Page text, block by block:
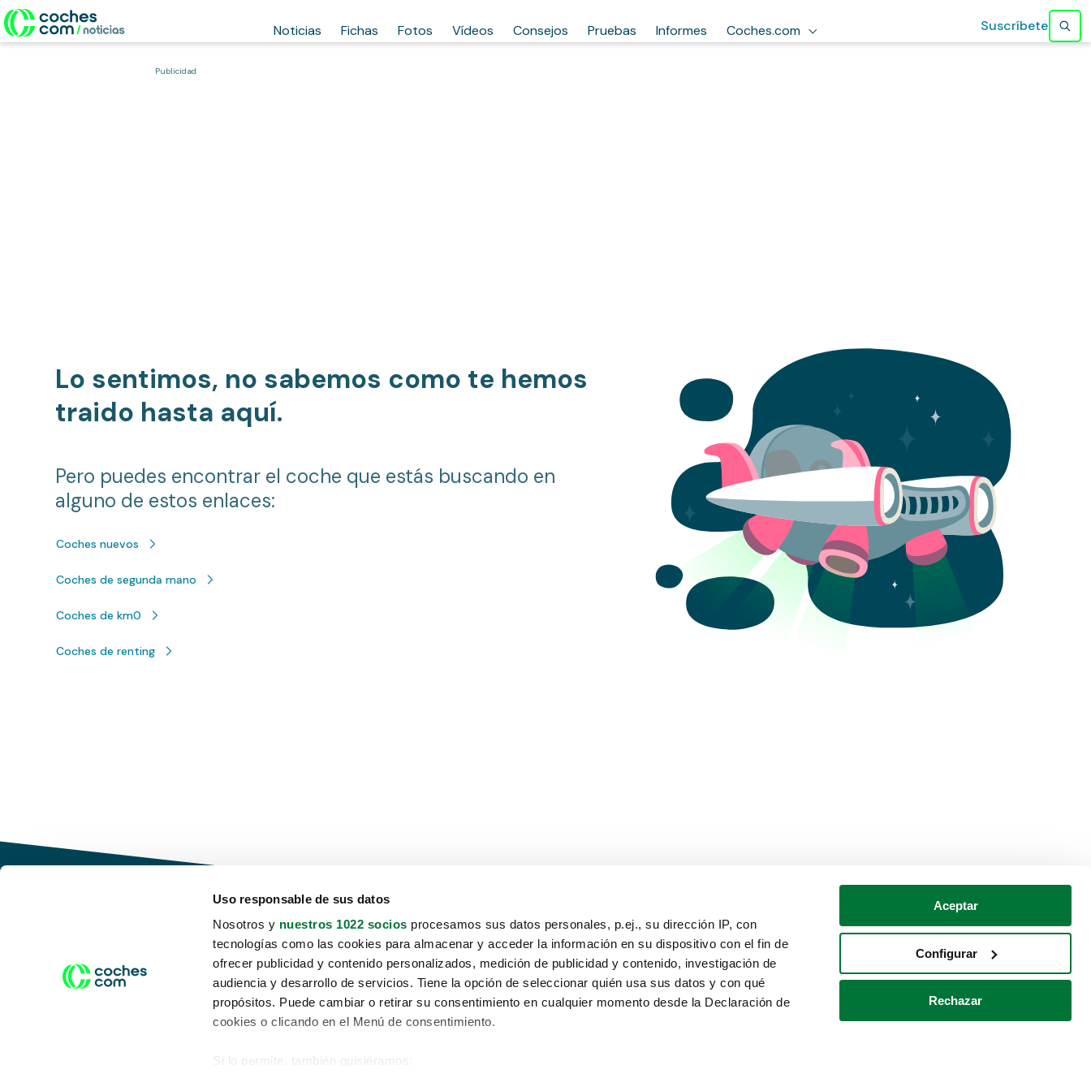
Uso responsable de sus datos
Nosotros y nuestros 1022 socios procesamos sus datos personales, p.ej., su dirección IP, con
tecnologías como las cookies para almacenar y acceder la información en su dispositivo con el fin de
ofrecer publicidad y contenido personalizados, medición de publicidad y contenido, investigación de
audiencia y desarrollo de servicios. Tiene la opción de seleccionar quién usa sus datos y con qué
propósitos. Puede cambiar o retirar su consentimiento en cualquier momento desde la Declaración de
cookies o clicando en el Menú de consentimiento.
Si lo permite, también quisiéramos:
Aceptar
Configurar
Rechazar
Noticias Fichas Fotos Vídeos Consejos Pruebas Informes Coches.com Suscríbete
Publicidad
Lo sentimos, no sabemos como te hemos
traido hasta aquí.
Pero puedes encontrar el coche que estás buscando en
alguno de estos enlaces:
Coches nuevos
Coches de segunda mano
Coches de km0
Coches de renting
Conduce tu futuro,
desata tu movilidad